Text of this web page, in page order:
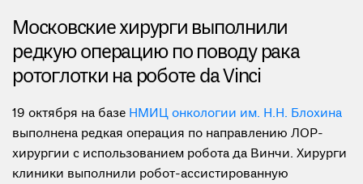
Московские хирурги выполнили
редкую операцию по поводу рака
ротоглотки на роботе da Vinci
19 октября на базе НМИЦ онкологии им. Н.Н. Блохина
выполнена редкая операция по направлению ЛОР-
хирургии с использованием робота да Винчи. Хирурги
клиники выполнили робот-ассистированную